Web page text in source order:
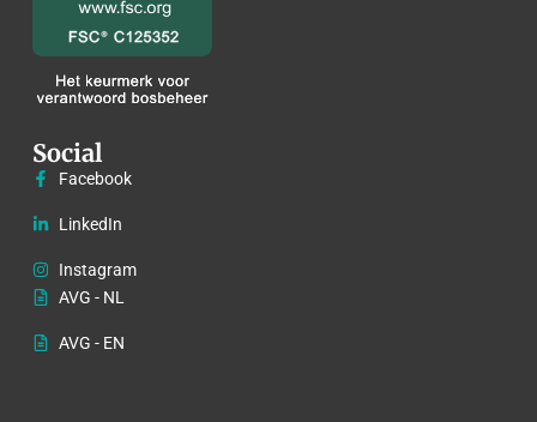
Social
Facebook
LinkedIn
Instagram
AVG - NL
AVG - EN